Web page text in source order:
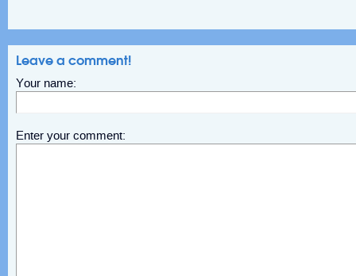
Leave a comment!
Your name:
Enter your comment: